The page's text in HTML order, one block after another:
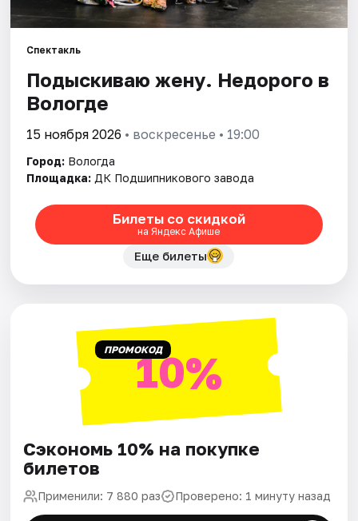
Площадки
Рейтинги
Спектакль
Подыскиваю жену. Недорого в
Вологде
15 ноября 2026 • воскресенье • 19:00
Город: Вологда
Площадка: ДК Подшипникового завода
Билеты со скидкой
на Яндекс Афише
Еще билеты
ПРОМОКОД10%
Сэкономь 10% на покупке
билетов
Применили: 7 880 раз Проверено: 1 минуту назад